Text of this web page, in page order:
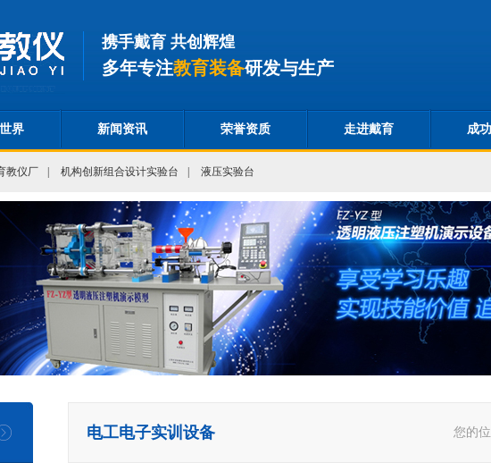
携手戴育 共创辉煌
多年专注教育装备研发与生产
界 新闻资讯 荣誉资质 走进戴育 成
教仪厂 机构创新组合设计实验台 液压实验台
电工电子实训设备 您的位